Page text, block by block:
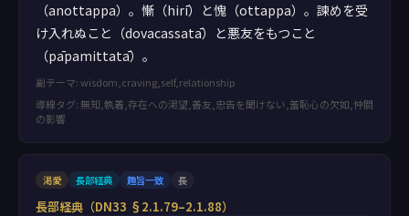
（anottappa）。慚（hirī）と愧（ottappa）。諫めを受
け入れぬこと（dovacassatā）と悪友をもつこと
（pāpamittatā）。
副テーマ: wisdom,craving,self,relationship
導線タグ: 無知,執着,存在への渇望,善友,忠告を聞けない,羞恥心の欠如,仲間
の影響
渇愛 長部経典 趣旨一致 長
長部経典（DN33 §2.1.79–2.1.88）